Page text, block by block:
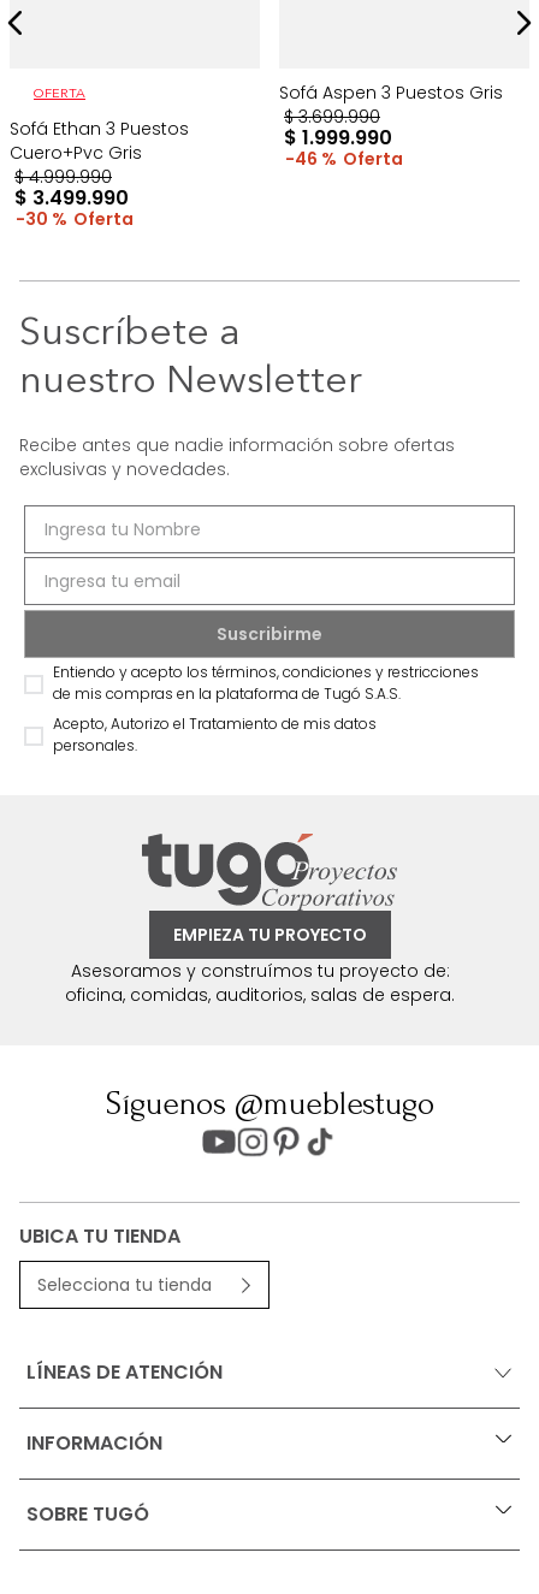
OFERTA
Sofá Ethan 3 Puestos
Cuero+Pvc Gris
$ 4.999.990
$ 3.499.990
30 %
Sofá Aspen 3 Puestos Gris
$ 3.699.990
$ 1.999.990
46 %
Suscríbete a
nuestro Newsletter
Recibe antes que nadie información sobre ofertas
exclusivas y novedades.
Entiendo y acepto los términos, condiciones y restricciones
de mis compras en la plataforma de Tugó S.A.S.
Acepto, Autorizo el Tratamiento de mis datos
personales.
EMPIEZA TU PROYECTO
Asesoramos y construímos tu proyecto de:
oficina, comidas, auditorios, salas de espera.
Síguenos @mueblestugo
UBICA TU TIENDA
Selecciona tu tienda
LÍNEAS DE ATENCIÓN
INFORMACIÓN +
Ofertas vigentes
Términos, condiciones y restricciones para productos
SOBRE TUGÓ +